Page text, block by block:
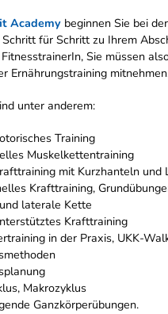
Academy beginnen Sie bei
für Schritt zu Ihrem
Sie müssen
Ernährungstraining
unter anderem:
Training
Muskelkettentraining
mit Kurzhanteln und
Krafttraining,
laterale Kette
Krafttraining
in der Praxis, UKK-
Makrozyklus
Ganzkörperübungen.